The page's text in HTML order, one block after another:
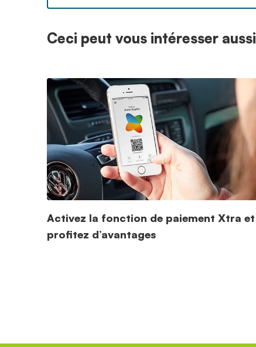
Ceci peut vous intéresser aussi
Activez la fonction de paiement Xtra et
profitez d’avantages